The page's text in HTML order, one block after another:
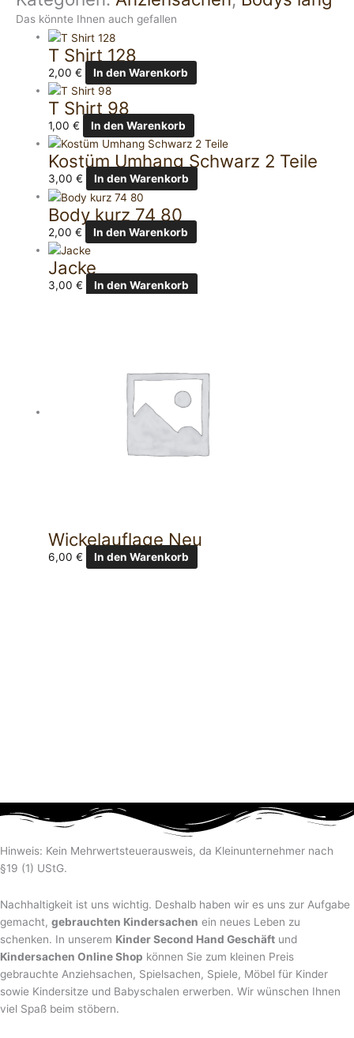
Das könnte Ihnen auch gefallen
T Shirt 128
2,00€ In den Warenkorb
T Shirt 98
1,00€ In den Warenkorb
Kostüm Umhang Schwarz 2 Teile
3,00€ In den Warenkorb
Body kurz 74 80
2,00€ In den Warenkorb
Jacke
3,00€ In den Warenkorb
Wickelauflage Neu
6,00€ In den Warenkorb
Hinweis: Kein Mehrwertsteuerausweis, da Kleinunternehmer nach
§19 (1) UStG.
Nachhaltigkeit ist uns wichtig. Deshalb haben wir es uns zur Aufgabe
gemacht, gebrauchten Kindersachen ein neues Leben zu
schenken. In unserem Kinder Second Hand Geschäft und
Kindersachen Online Shop können Sie zum kleinen Preis
gebrauchte Anziehsachen, Spiel­sachen, Spiele, Möbel für Kinder
sowie Kindersitze und Babyschalen erwerben. Wir wünschen Ihnen
viel Spaß beim stöbern.